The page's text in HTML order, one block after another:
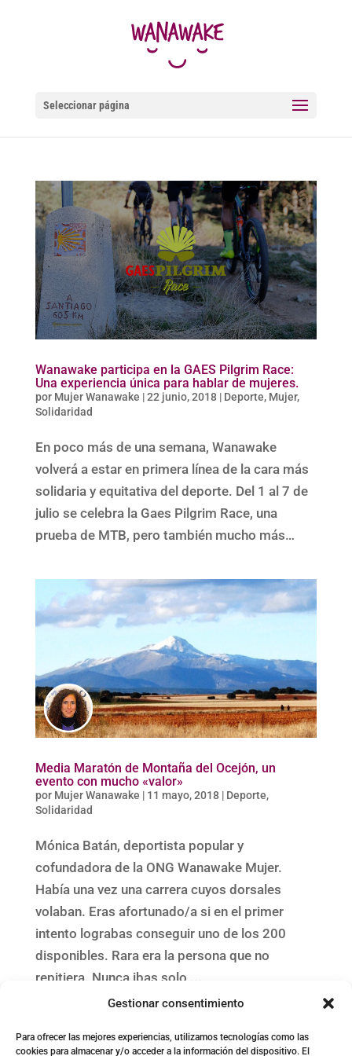
Gestionar consentimiento
Para ofrecer las mejores experiencias, utilizamos tecnologías como las
cookies para almacenar y/o acceder a la información del dispositivo. El
Seleccionar página
Wanawake participa en la GAES Pilgrim Race:
Una experiencia única para hablar de mujeres.
por Mujer Wanawake |22 junio, 2018| Deporte, Mujer,
Solidaridad
En poco más de una semana, Wanawake
volverá a estar en primera línea de la cara más
solidaria y equitativa del deporte. Del 1 al 7 de
julio se celebra la Gaes Pilgrim Race, una
prueba de MTB, pero también mucho más…
Media Maratón de Montaña del Ocejón, un
evento con mucho «valor»
por Mujer Wanawake | 11 mayo, 2018| Deporte,
Solidaridad
Mónica Batán, deportista popular y
cofundadora de la ONG Wanawake Mujer.
Había una vez una carrera cuyos dorsales
volaban. Eras afortunado/a si en el primer
intento lograbas conseguir uno de los 200
disponibles. Rara era la persona que no
repitiera. Nunca ibas solo,...
Entradas siguientes »